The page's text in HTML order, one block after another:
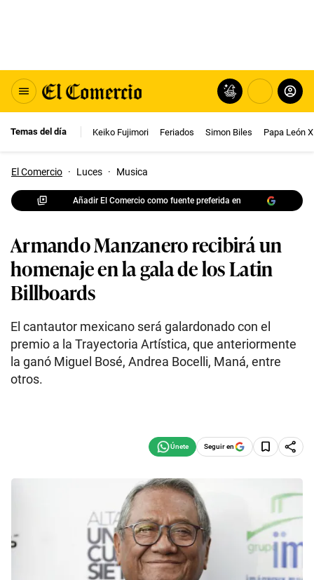
Temas del día Keiko Fujimori Feriados Simon Biles Papa León
El Comercio · Luces · Musica
Añadir El Comercio como fuente preferida en
Armando Manzanero recibirá un
homenaje en la gala de los Latin
Billboards
El cantautor mexicano será galardonado con el
premio a la Trayectoria Artística, que anteriormente
la ganó Miguel Bosé, Andrea Bocelli, Maná, entre
otros.
Seguir en